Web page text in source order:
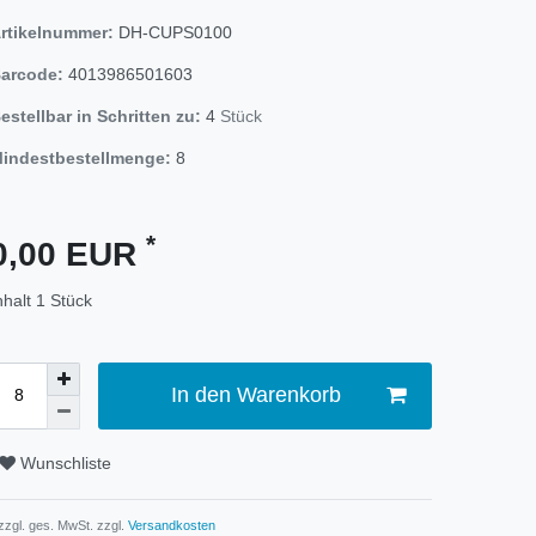
DH-CUPS0100
4013986501603
in Schritten zu: 4 Stück
8
EUR *
1 Stück
In den Warenkorb
Wunschliste
ges. MwSt. zzgl. Versandkosten